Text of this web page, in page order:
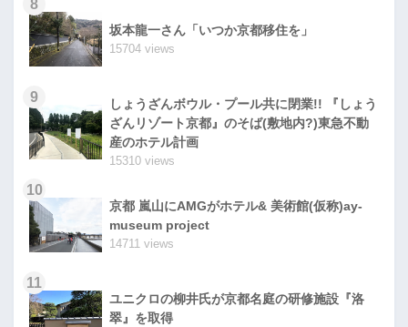
8
坂本龍一さん「いつか京都移住を」
15704 views
9
しょうざんボウル・プール共に閉業!! 『しょう
ざんリゾート京都』のそば(敷地内?)東急不動
産のホテル計画
15310 views
10
京都 嵐山にAMGがホテル& 美術館(仮称)ay-
museum project
14711 views
11
ユニクロの柳井氏が京都名庭の研修施設『洛
翠』を取得